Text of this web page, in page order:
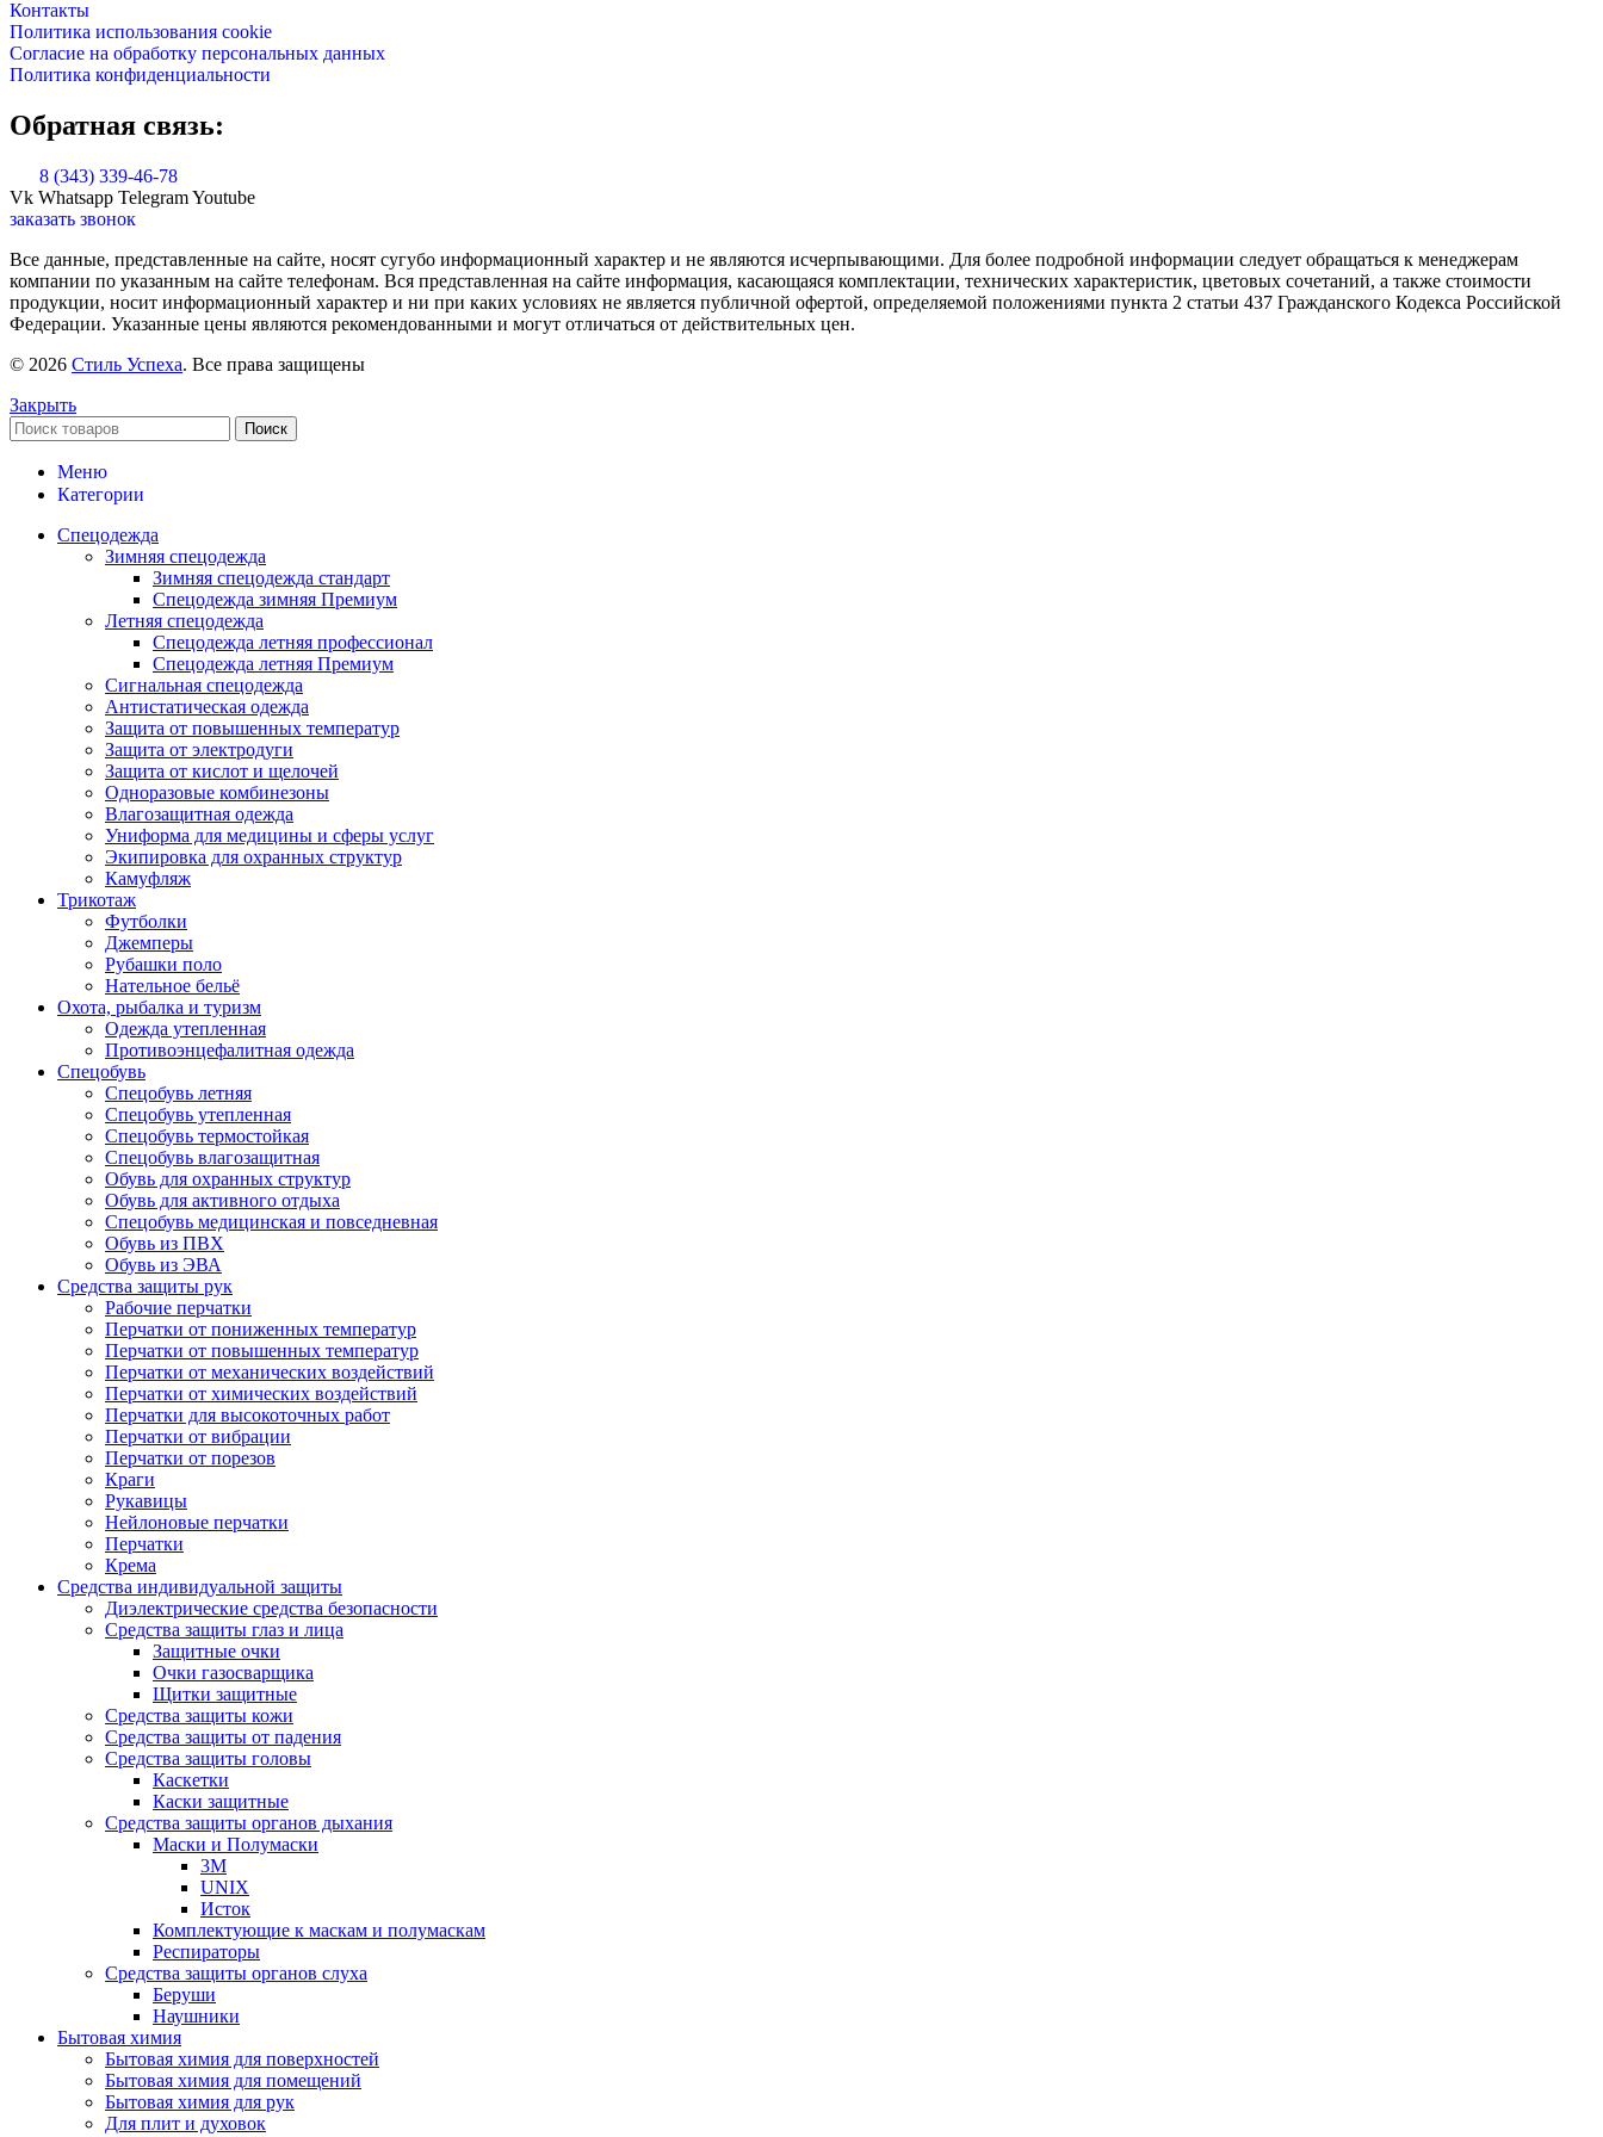
Контакты
Политика использования cookie
Согласие на обработку персональных данных
Политика конфиденциальности
Обратная связь:
8 (343) 339-46-78
Vk Whatsapp TelegramYoutube
заказать звонок
Все данные, представленные на сайте, носят сугубо информационный характер и не являются исчерпывающими. Для более подробной информации следует обращаться к менеджерам
компании по указанным на сайте телефонам. Вся представленная на сайте информация, касающаяся комплектации, технических характеристик, цветовых сочетаний, а также стоимости
продукции, носит информационный характер и ни при каких условиях не является публичной офертой, определяемой положениями пункта 2 статьи 437 Гражданского Кодекса Российской
Федерации. Указанные цены являются рекомендованными и могут отличаться от действительных цен.
© 2026 Стиль Успеха. Все права защищены
Закрыть
Поиск
Меню
Категории
Спецодежда
Зимняя спецодежда
Зимняя спецодежда стандарт
Спецодежда зимняя Премиум
Летняя спецодежда
Спецодежда летняя профессионал
Спецодежда летняя Премиум
Сигнальная спецодежда
Антистатическая одежда
Защита от повышенных температур
Защита от электродуги
Защита от кислот и щелочей
Одноразовые комбинезоны
Влагозащитная одежда
Униформа для медицины и сферы услуг
Экипировка для охранных структур
Камуфляж
Трикотаж
Футболки
Джемперы
Рубашки поло
Нательное бельё
Охота, рыбалка и туризм
Одежда утепленная
Противоэнцефалитная одежда
Спецобувь
Спецобувь летняя
Спецобувь утепленная
Спецобувь термостойкая
Спецобувь влагозащитная
Обувь для охранных структур
Обувь для активного отдыха
Спецобувь медицинская и повседневная
Обувь из ПВХ
Обувь из ЭВА
Средства защиты рук
Рабочие перчатки
Перчатки от пониженных температур
Перчатки от повышенных температур
Перчатки от механических воздействий
Перчатки от химических воздействий
Перчатки для высокоточных работ
Перчатки от вибрации
Перчатки от порезов
Краги
Рукавицы
Нейлоновые перчатки
Перчатки
Крема
Средства индивидуальной защиты
Диэлектрические средства безопасности
Средства защиты глаз и лица
Защитные очки
Очки газосварщика
Щитки защитные
Средства защиты кожи
Средства защиты от падения
Средства защиты головы
Каскетки
Каски защитные
Средства защиты органов дыхания
Маски и Полумаски
3M
UNIX
Исток
Комплектующие к маскам и полумаскам
Респираторы
Средства защиты органов слуха
Беруши
Наушники
Бытовая химия
Бытовая химия для поверхностей
Бытовая химия для помещений
Бытовая химия для рук
Для плит и духовок